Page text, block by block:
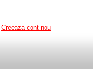
Creeaza cont nou